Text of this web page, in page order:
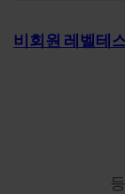
비회원 레벨테